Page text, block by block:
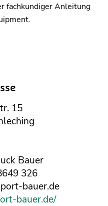
fachkundiger Anleitung
15
Bauer
326
bauer.de
bauer.de/